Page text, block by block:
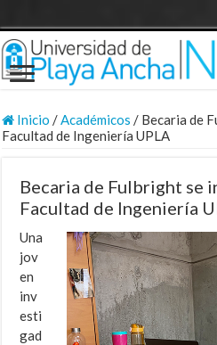
Inicio /Académicos / Becaria de
Facultad de Ingeniería UPLA
Becaria de Fulbright se
Facultad de Ingeniería
Una
jov
en
inv
esti
gad